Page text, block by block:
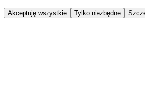
Akceptuję wszystkie Tylko niezbędne